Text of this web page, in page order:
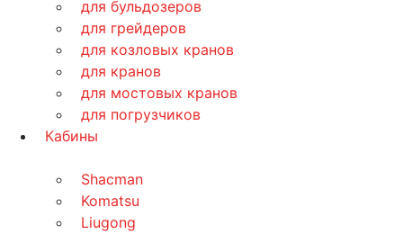
для бульдозеров
для грейдеров
для козловых кранов
для кранов
для мостовых кранов
для погрузчиков
Кабины
Shacman
Komatsu
Liugong